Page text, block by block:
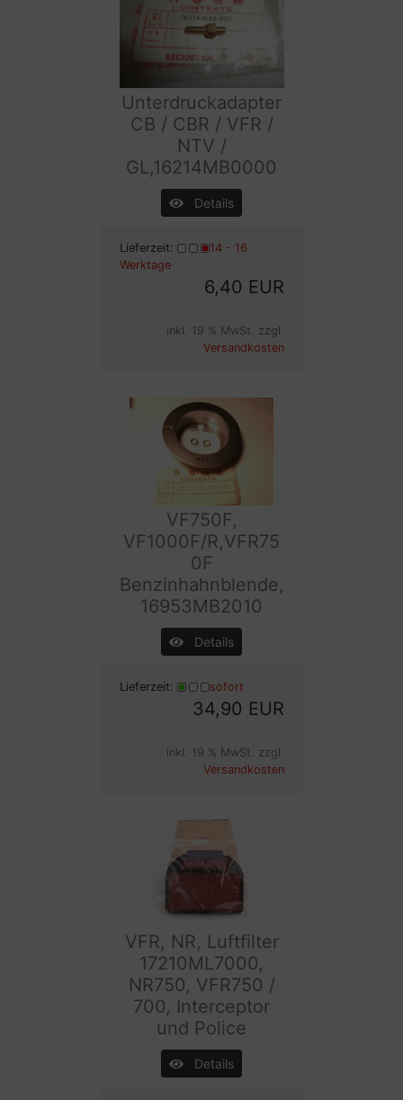
Unterdruckadapter
CB / CBR / VFR /
NTV /
GL,16214MB0000
Details
Lieferzeit:
14 - 16
Werktage
6,40 EUR
inkl. 19 % MwSt. zzgl.
Versandkosten
VF750F,
VF1000F/R,VFR75
0F
Benzinhahnblende,
16953MB2010
Details
Lieferzeit: sofort
34,90 EUR
inkl. 19 % MwSt. zzgl.
Versandkosten
VFR, NR, Luftfilter
17210ML7000,
NR750, VFR750 /
700, Interceptor
und Police
Details